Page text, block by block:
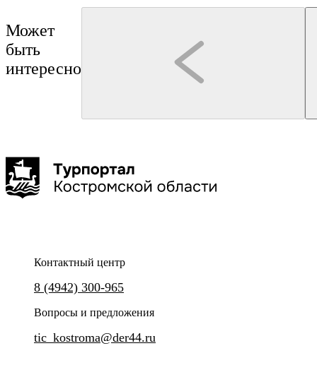
Может
быть
интересно
Контактный центр
8 (4942) 300-965
Вопросы и предложения
tic_kostroma@der44.ru